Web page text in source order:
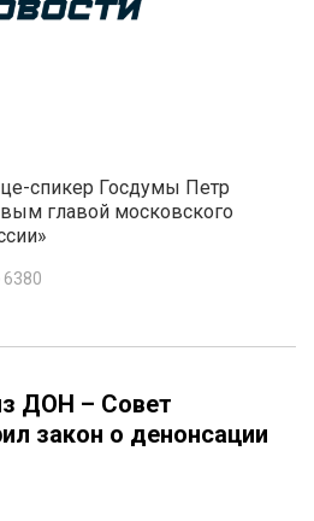
спикер Госдумы Петр
главой московского
6380
ДОН – Совет
закон о денонсации